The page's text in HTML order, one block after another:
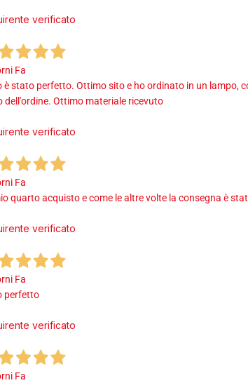
verificato
Fa
è stato perfetto. Ottimo sito e ho ordinato in un lampo,
dell'ordine. Ottimo materiale ricevuto
verificato
Fa
quarto acquisto e come le altre volte la consegna è
verificato
Fa
perfetto
verificato
Fa